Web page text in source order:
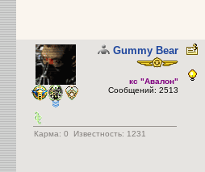
Gummy Bear
кс "Авалон"
Сообщений: 2513
Карма: 0 Известность: 1231